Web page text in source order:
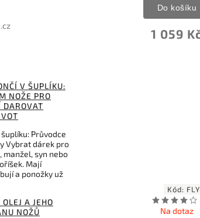
V ŠUPLÍKU:
NOŽE PRO
DAROVAT
Průvodce
Vybrat dárek pro
manžel, syn nebo
Mají
a ponožky už
A JEHO
NOŽŮ
1 059
Do košíku
Kód:
Na dotaz